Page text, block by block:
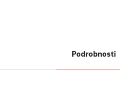
Podrobnosti